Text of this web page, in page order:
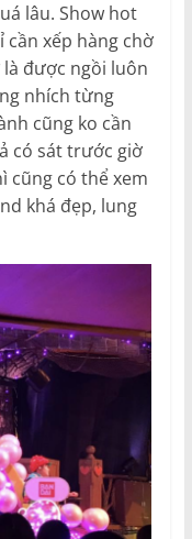
lâu. Show hot
cần xếp hàng chờ
được ngồi luôn
nhích từng
cũng ko cần
có sát trước giờ
cũng có thể xem
khá đẹp, lung